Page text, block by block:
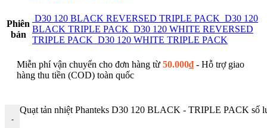
Phiên
bản
D30 120 BLACK REVERSED TRIPLE PACK D30 120
BLACK TRIPLE PACK D30 120 WHITE REVERSED
TRIPLE PACK D30 120 WHITE TRIPLE PACK
Miễn phí vận chuyển cho đơn hàng từ 50.000₫- Hỗ trợ giao
hàng thu tiền (COD) toàn quốc
-
Quạt tản nhiệt Phanteks D30 120 BLACK - TRIPLE PACK số